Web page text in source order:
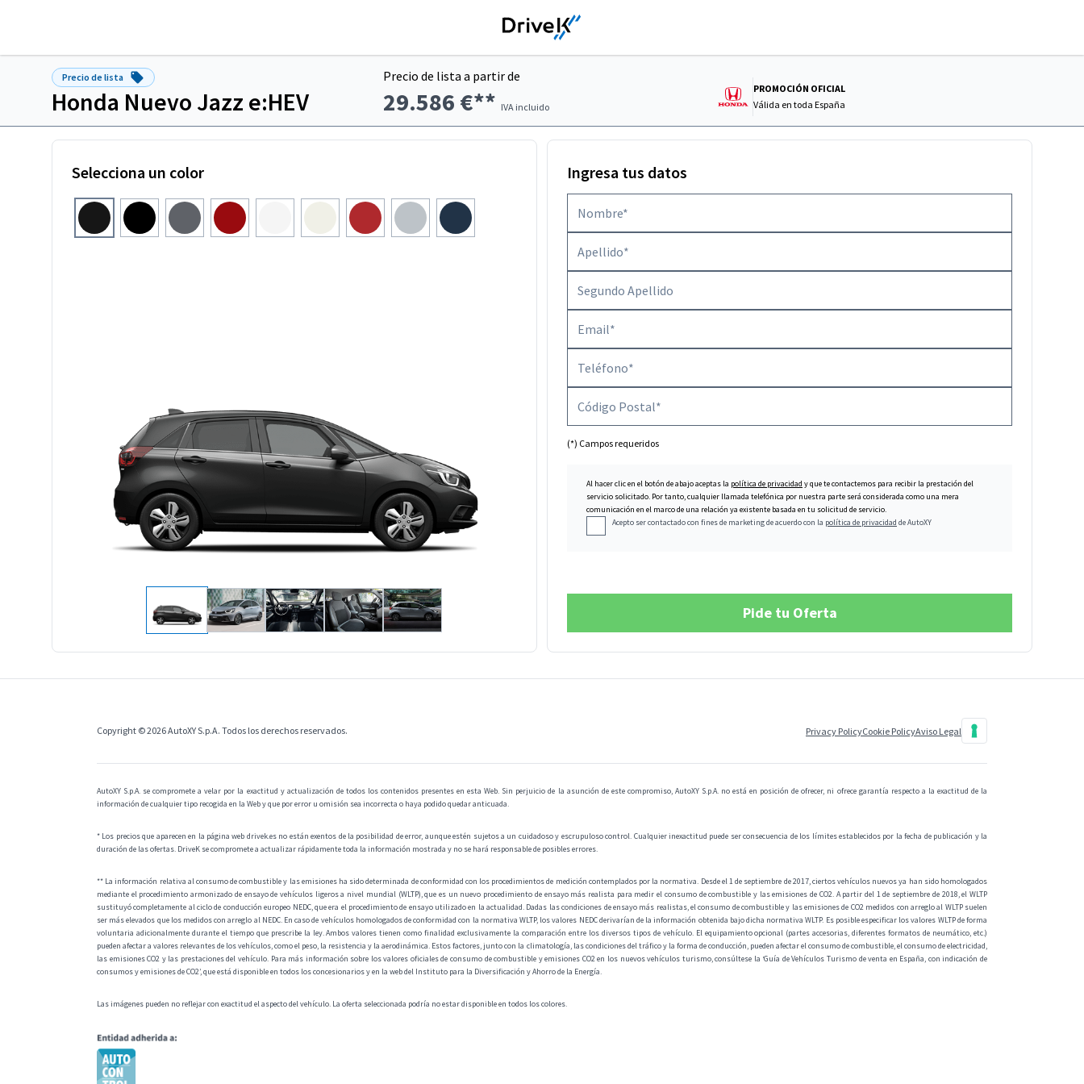
Precio de lista
Honda Nuevo Jazz e:HEV
Precio de lista a partir de
29.586 €** IVA incluido
PROMOCIÓN OFICIAL
Válida entoda España
Selecciona un color Ingresa tus datos
(*) Campos requeridos
Al hacer clic en el botón de abajo aceptas la política de privacidad y que te contactemos para recibir la prestación del
servicio solicitado. Por tanto, cualquier llamada telefónica por nuestra parte será considerada como una mera
comunicación en el marco de una relación ya existente basada en tu solicitud de servicio.
Acepto ser contactado con fines de marketing de acuerdo con la política de privacidad de AutoXY
Pide tu Oferta
Copyright © 2026 AutoXY S.p.A. Todos los derechos reservados. Privacy PolicyCookie PolicyAviso Legal
AutoXY S.p.A. se compromete a velar por la exactitud y actualización de todos los contenidos presentes en esta Web. Sin perjuicio de la asunción de este compromiso, AutoXY S.p.A. no está en posición de ofrecer, ni ofrece garantía respecto a la exactitud de la
información de cualquier tipo recogida en la Web y que por error u omisión sea incorrecta o haya podido quedar anticuada.
* Los precios que aparecen en la página web drivek.es no están exentos de la posibilidad de error, aunque estén sujetos a un cuidadoso y escrupuloso control. Cualquier inexactitud puede ser consecuencia de los límites establecidos por la fecha de publicación y la
duración de las ofertas. DriveK se compromete a actualizar rápidamente toda la información mostrada y no se hará responsable de posibles errores.
** La información relativa al consumo de combustible y las emisiones ha sido determinada de conformidad con los procedimientos de medición contemplados por la normativa. Desde el 1 de septiembre de 2017, ciertos vehículos nuevos ya han sido homologados
mediante el procedimiento armonizado de ensayo de vehículos ligeros a nivel mundial (WLTP), que es un nuevo procedimiento de ensayo más realista para medir el consumo de combustible y las emisiones de CO2. A partir del 1 de septiembre de 2018, el WLTP
sustituyó completamente al ciclo de conducción europeo NEDC, que era el procedimiento de ensayo utilizado en la actualidad. Dadas las condiciones de ensayo más realistas, el consumo de combustible y las emisiones de CO2 medidos con arreglo al WLTP suelen
ser más elevados que los medidos con arreglo al NEDC. En caso de vehículos homologados de conformidad con la normativa WLTP, los valores NEDC derivarían de la información obtenida bajo dicha normativa WLTP. Es posible especificar los valores WLTP de forma
voluntaria adicionalmente durante el tiempo que prescribe la ley. Ambos valores tienen como finalidad exclusivamente la comparación entre los diversos tipos de vehículo. El equipamiento opcional (partes accesorias, diferentes formatos de neumático, etc.)
pueden afectar a valores relevantes de los vehículos, como el peso, la resistencia y la aerodinámica. Estos factores, junto con la climatología, las condiciones del tráfico y la forma de conducción, pueden afectar el consumo de combustible, el consumo de electricidad,
las emisiones CO2 y las prestaciones del vehículo. Para más información sobre los valores oficiales de consumo de combustible y emisiones CO2 en los nuevos vehículos turismo, consúltese la ‘Guía de Vehículos Turismo de venta en España, con indicación de
consumos y emisiones de CO2’, que está disponible en todos los concesionarios y en la web del Instituto para la Diversificación y Ahorro de la Energía.
Las imágenes pueden no reflejar con exactitud el aspecto del vehículo. La oferta seleccionada podría no estar disponible en todos los colores.